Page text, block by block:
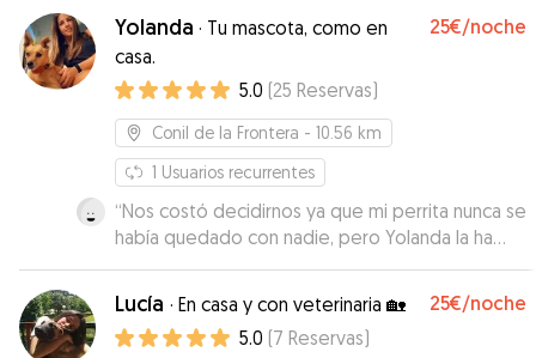
adecuado. Repetiremos!!!!
Yolanda · Tu mascota, como en
casa.
25€/noche
5.0 (25 Reservas)
Conil de la Frontera - 10.56 km
1 Usuarios recurrentes
“Nos costó decidirnos ya que mi perrita nunca se
había quedado con nadie, pero Yolanda la ha
cuidado como si fuera suya. Ha estado como en
su casa. Nos ha mantenido informados,
mandando fotos y vídeos y contando lo bien
que estaba. Mil gracias por todo. Sin duda
Lucía · En casa y con veterinaria 🏡 25€/noche
5.0 (7 Reservas)